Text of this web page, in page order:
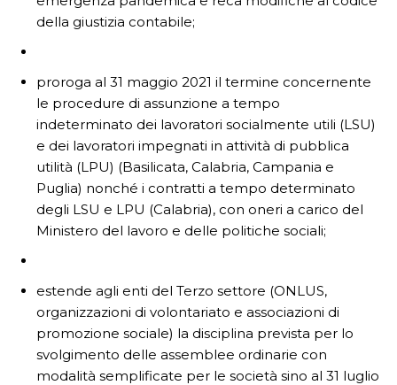
della giustizia contabile;
proroga al 31 maggio 2021 il termine concernente
le procedure di assunzione a tempo
indeterminato dei lavoratori socialmente utili (LSU)
e dei lavoratori impegnati in attività di pubblica
utilità (LPU) (Basilicata, Calabria, Campania e
Puglia) nonché i contratti a tempo determinato
degli LSU e LPU (Calabria), con oneri a carico del
Ministero del lavoro e delle politiche sociali;
estende agli enti del Terzo settore (ONLUS,
organizzazioni di volontariato e associazioni di
promozione sociale) la disciplina prevista per lo
svolgimento delle assemblee ordinarie con
modalità semplificate per le società sino al 31 luglio